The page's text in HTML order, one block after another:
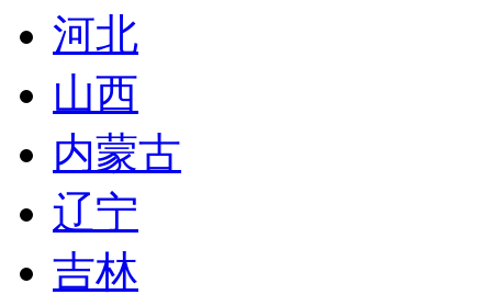
河北
山西
内蒙古
辽宁
吉林